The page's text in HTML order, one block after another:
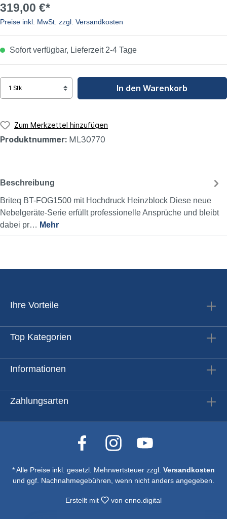
319,00 €*
Preise inkl. MwSt. zzgl. Versandkosten
Sofort verfügbar, Lieferzeit 2-4 Tage
In den Warenkorb
Zum Merkzettel hinzufügen
Produktnummer: ML30770
Beschreibung
Briteq BT-FOG1500 mit Hochdruck Heinzblock Diese neue
Nebelgeräte-Serie erfüllt professionelle Ansprüche und bleibt
dabei pr… Mehr
Ihre Vorteile
Top Kategorien
Informationen
Zahlungsarten
* Alle Preise inkl. gesetzl. Mehrwertsteuer zzgl. Versandkosten
und ggf. Nachnahmegebühren, wenn nicht anders angegeben.
Erstellt mit vonenno.digital